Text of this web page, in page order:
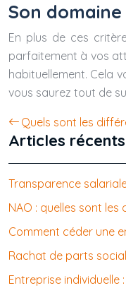
Son domaine
En plus de ces
parfaitement à vos
habituellement. Cela
vous saurez tout de
Quels sont les
Articles récents
Transparence
NAO : quelles sont
Comment céder une
Rachat de parts
Entreprise